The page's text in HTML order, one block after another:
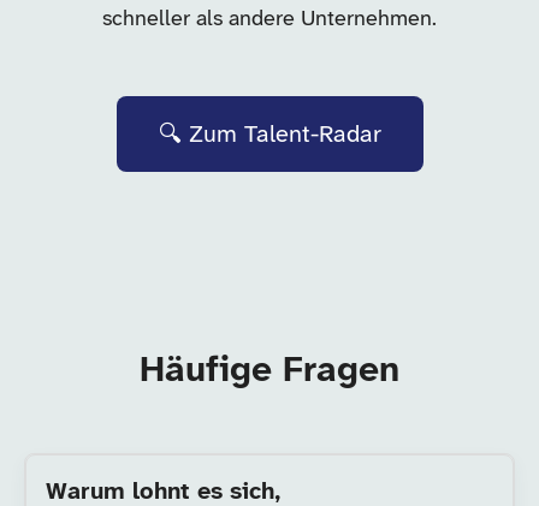
schneller als andere Unternehmen.
🔍 Zum Talent-Radar
Häufige Fragen
Warum lohnt es sich,